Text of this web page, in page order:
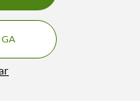
2,5 Gbps-portar
: